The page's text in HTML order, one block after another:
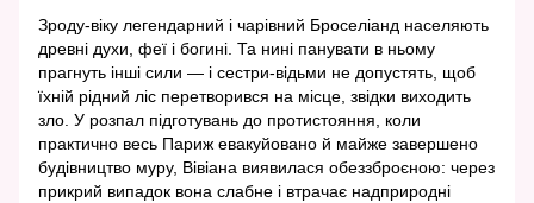
Зроду-віку легендарний і чарівний Броселіанд населяють
древні духи, феї і богині. Та нині панувати в ньому
прагнуть інші сили ― і сестри-відьми не допустять, щоб
їхній рідний ліс перетворився на місце, звідки виходить
зло. У розпал підготувань до протистояння, коли
практично весь Париж евакуйовано й майже завершено
будівництво муру, Вівіана виявилася обеззброєною: через
прикрий випадок вона слабне і втрачає надприродні